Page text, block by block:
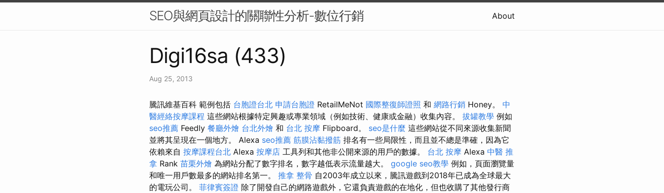
SEO與網頁設計的關聯性分析-數位行銷 About
Digi16sa (433)
Aug 25, 2013
騰訊維基百科 範例包括 台胞證台北 申請台胞證 RetailMeNot 國際整復師證照 和 網路行銷 Honey。 中
醫經絡按摩課程 這些網站根據特定興趣或專業領域（例如技術、健康或金融）收集內容。 拔罐教學 例如
seo推薦 Feedly 餐廳外燴 台北外燴 和 台北 按摩 Flipboard。 seo是什麼 這些網站從不同來源收集新聞
並將其呈現在一個地方。 Alexa seo推薦 筋膜沾黏撥筋 排名有一些局限性，而且並不總是準確，因為它
依賴來自 按摩課程台北 Alexa 按摩店 工具列和其他非公開來源的用戶的數據。 台北 按摩 Alexa 中醫 推
拿 Rank 苗栗外燴 為網站分配了數字排名，數字越低表示流量越大。 google seo教學 例如，頁面瀏覽量
和唯一用戶數最多的網站排名第一。 推拿 整骨 自2003年成立以來，騰訊遊戲到2018年已成為全球最大
的電玩公司。 菲律賓簽證 除了開發自己的網路遊戲外，它還負責遊戲的在地化，但也收購了其他發行商